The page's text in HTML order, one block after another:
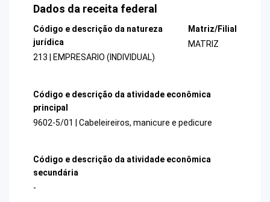
Dados da receita federal
Código e descrição da natureza
jurídica
213 | EMPRESARIO (INDIVIDUAL)
Matriz/Filial
MATRIZ
Código e descrição da atividade econômica
principal
9602-5/01 | Cabeleireiros, manicure e pedicure
Código e descrição da atividade econômica
secundária
-